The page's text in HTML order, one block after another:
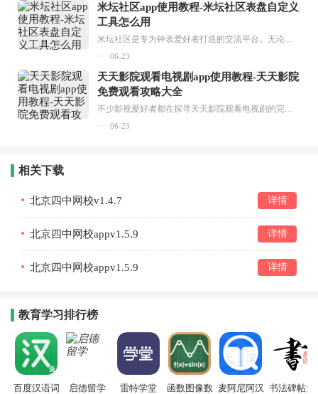
米坛社区app使用教程-米坛社区表盘自定义
工具怎么用
06-23
天天影院观看电视剧app使用教程-天天影院
免费观看攻略大全
06-23
相关下载
北京四中网校v1.4.7 详情
北京四中网校appv1.5.9 详情
北京四中网校appv1.5.9 详情
教育学习排行榜
百度汉语词
启德留学 雷特学堂
函数图像数 麦阿尼阿汉 书法碑帖大